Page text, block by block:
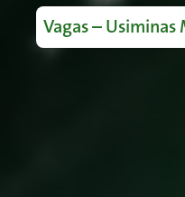
Vagas – Usiminas